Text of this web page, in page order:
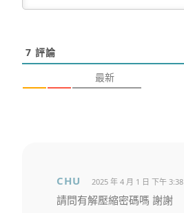
7 評論
最新
CHU 2025 年 4 月 1 日 下午 3:38
請問有解壓縮密碼嗎 謝謝